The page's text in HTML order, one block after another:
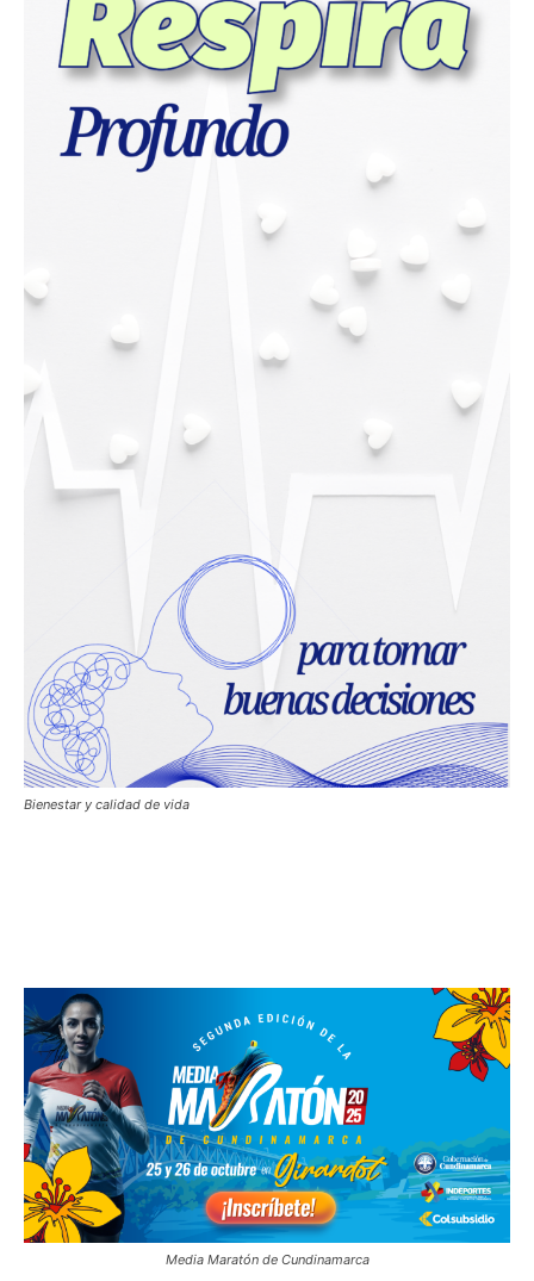
Bienestar y calidad de vida
Media Maratón de Cundinamarca